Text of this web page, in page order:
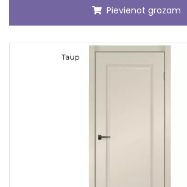
Pievienot grozam